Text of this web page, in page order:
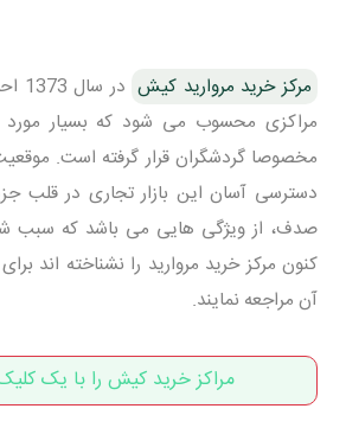
مرکز خرید مروارید کیش
مراکزی محسوب می شود که بسیار مورد
مخصوصا گردشگران قرار گرفته است.
دسترسی آسان این بازار تجاری در قلب
صدف، از ویژگی هایی می باشد که سبب
کنون مرکز خرید مروارید را نشناخته اند
آن مراجعه نمایند.
مراکز خرید کیش را با یک